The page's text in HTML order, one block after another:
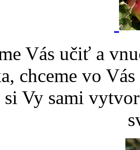
Vás učiť a
chceme vo
Vy sami